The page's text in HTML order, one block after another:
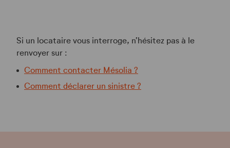
Si un locataire vous interroge, n’hésitez pas à le
renvoyer sur :
Comment contacter Mésolia ?
Comment déclarer un sinistre ?